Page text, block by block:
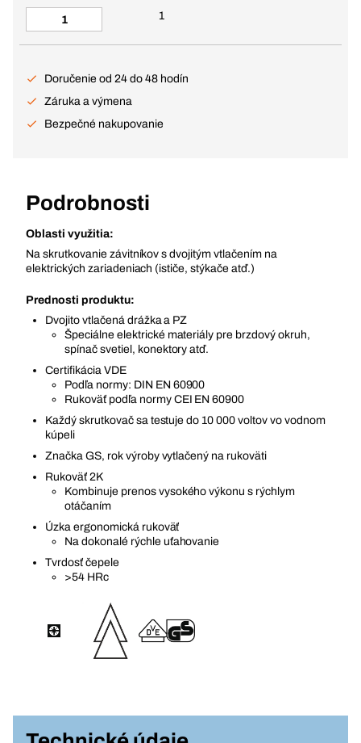
1
Doručenie od 24 do 48 hodín
Záruka a výmena
Bezpečné nakupovanie
Podrobnosti
Oblasti využitia:
Na skrutkovanie závitníkov s dvojitým vtlačením na
elektrických zariadeniach (ističe, stýkače atď.)
Prednosti produktu:
Dvojito vtlačená drážka a PZ
Špeciálne elektrické materiály pre brzdový okruh,
spínač svetiel, konektory atď.
Certifikácia VDE
Podľa normy: DIN EN 60900
Rukoväť podľa normy CEI EN 60900
Každý skrutkovač sa testuje do 10 000 voltov vo vodnom
kúpeli
Značka GS, rok výroby vytlačený na rukoväti
Rukoväť 2K
Kombinuje prenos vysokého výkonu s rýchlym
otáčaním
Úzka ergonomická rukoväť
Na dokonalé rýchle uťahovanie
Tvrdosť čepele
>54 HRc